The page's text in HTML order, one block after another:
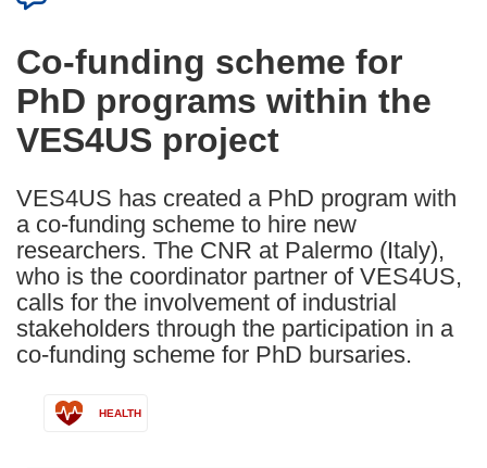
available
the
following
languages:
Co-funding scheme for
PhD programs within the
VES4US project
VES4US has created a PhD program with
a co-funding scheme to hire new
researchers. The CNR at Palermo (Italy),
who is the coordinator partner of VES4US,
calls for the involvement of industrial
stakeholders through the participation in a
co-funding scheme for PhD bursaries.
HEALTH